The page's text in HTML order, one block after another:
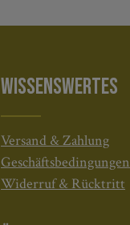
WISSENSWERTES
Versand & Zahlung
Geschäftsbedingungen
Widerruf & Rücktritt